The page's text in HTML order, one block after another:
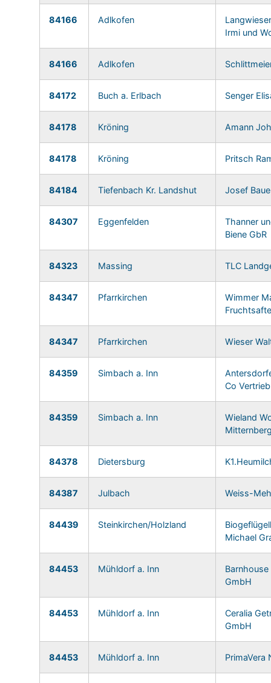
84166 Adlkofen
Irmi und
84166 Adlkofen
84172 Buch a. Erlbach Senger
84178 Kröning Amann
84178 Kröning Pritsch
84184 Tiefenbach Kr. Landshut Josef
84307 Eggenfelden
Thanner
Biene GbR
84323 Massing TLC
84347 Pfarrkirchen
Wimmer
84347 Pfarrkirchen Wieser
84359 Simbach a. Inn
Co
84359 Simbach a. Inn
Wieland
84378 Dietersburg
84387 Julbach Weiss-
84439 Steinkirchen/Holzland
Michael
84453 Mühldorf a. Inn
GmbH
84453 Mühldorf a. Inn
Ceralia
GmbH
84453 Mühldorf a. Inn PrimaVera